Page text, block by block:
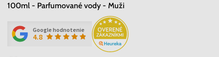
100ml - Parfumované vody - Muži
Google hodnotenie
4.8